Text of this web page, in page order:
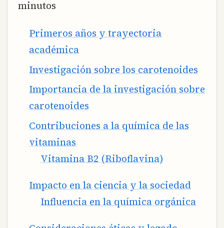
minutos
Primeros años y trayectoria
académica
Investigación sobre los carotenoides
Importancia de la investigación sobre
carotenoides
Contribuciones a la química de las
vitaminas
Vitamina B2 (Riboflavina)
Impacto en la ciencia y la sociedad
Influencia en la química orgánica